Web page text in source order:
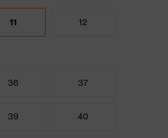
11 12
36 37
39 40